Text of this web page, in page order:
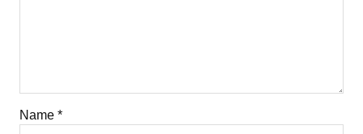
Name *